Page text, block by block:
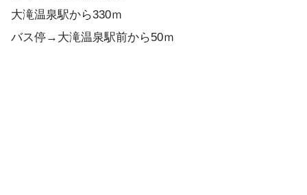
大滝温泉駅から330ｍ
バス停→大滝温泉駅前から50ｍ